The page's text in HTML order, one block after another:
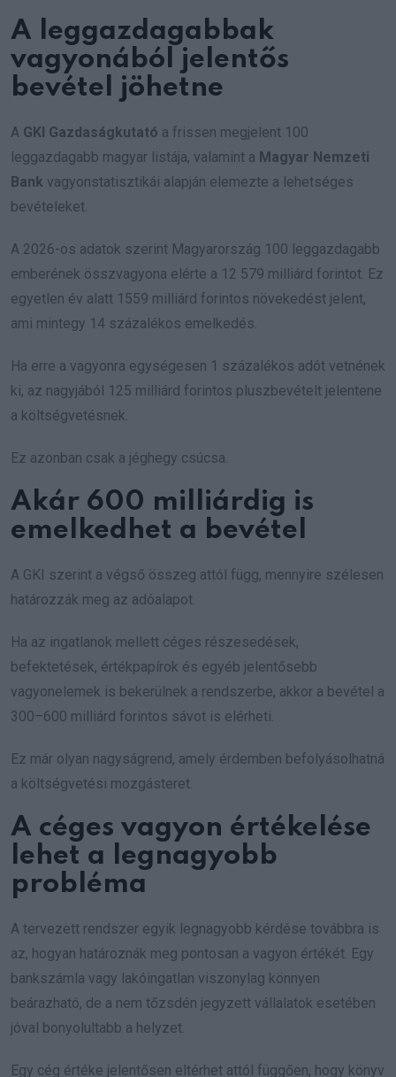
A leggazdagabbak
vagyonából jelentős
bevétel jöhetne
A GKI Gazdaságkutató a frissen megjelent 100
leggazdagabb magyar listája, valamint a Magyar Nemzeti
Bank vagyonstatisztikái alapján elemezte a lehetséges
bevételeket.
A 2026-os adatok szerint Magyarország 100 leggazdagabb
emberének összvagyona elérte a 12 579 milliárd forintot. Ez
egyetlen év alatt 1559 milliárd forintos növekedést jelent,
ami mintegy 14 százalékos emelkedés.
Ha erre a vagyonra egységesen 1 százalékos adót vetnének
ki, az nagyjából 125 milliárd forintos pluszbevételt jelentene
a költségvetésnek.
Ez azonban csak a jéghegy csúcsa.
Akár 600 milliárdig is
emelkedhet a bevétel
A GKI szerint a végső összeg attól függ, mennyire szélesen
határozzák meg az adóalapot.
Ha az ingatlanok mellett céges részesedések,
befektetések, értékpapírok és egyéb jelentősebb
vagyonelemek is bekerülnek a rendszerbe, akkor a bevétel a
300–600 milliárd forintos sávot is elérheti.
Ez már olyan nagyságrend, amely érdemben befolyásolhatná
a költségvetési mozgásteret.
A céges vagyon értékelése
lehet a legnagyobb
probléma
A tervezett rendszer egyik legnagyobb kérdése továbbra is
az, hogyan határoznák meg pontosan a vagyon értékét. Egy
bankszámla vagy lakóingatlan viszonylag könnyen
beárazható, de a nem tőzsdén jegyzett vállalatok esetében
jóval bonyolultabb a helyzet.
Egy cég értéke jelentősen eltérhet attól függően, hogy könyv